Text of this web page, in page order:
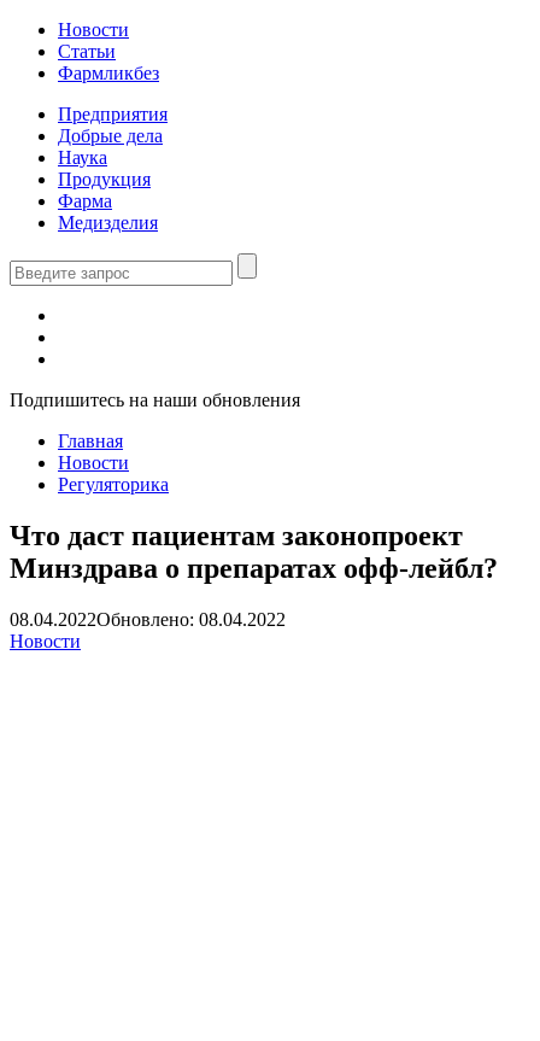
Новости
Статьи
Фармликбез
Предприятия
Добрые дела
Наука
Продукция
Фарма
Медизделия
Подпишитесь на наши обновления
Главная
Новости
Регуляторика
Что даст пациентам законопроект
Минздрава о препаратах офф-лейбл?
08.04.2022Обновлено: 08.04.2022
Новости